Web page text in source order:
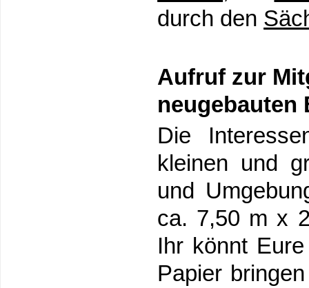
durch den
Aufruf zur
neugebauten
Die
kleinen und
und
ca. 7,50 m x
Ihr könnt
Papier